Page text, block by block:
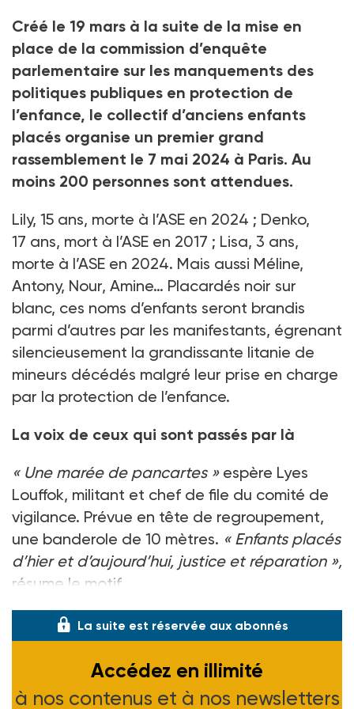
Créé le 19 mars à la suite de la mise en
place de la commission d’enquête
parlementaire sur les manquements des
politiques publiques en protection de
l’enfance, le collectif d’anciens enfants
placés organise un premier grand
rassemblement le 7 mai 2024 à Paris. Au
moins 200 personnes sont attendues.
Lily, 15 ans, morte à l’ASE en 2024 ; Denko,
17 ans, mort à l’ASE en 2017 ; Lisa, 3 ans,
morte à l’ASE en 2024. Mais aussi Méline,
Antony, Nour, Amine… Placardés noir sur
blanc, ces noms d’enfants seront brandis
parmi d’autres par les manifestants, égrenant
silencieusement la grandissante litanie de
mineurs décédés malgré leur prise en charge
par la protection de l’enfance.
La voix de ceux qui sont passés par là
« Une marée de pancartes »espère Lyes
Louffok, militant et chef de file du comité de
vigilance. Prévue en tête de regroupement,
une banderole de 10 mètres. « Enfants placés
d’hier et d’aujourd’hui, justice et réparation »,
résume le motif
La suite est réservée aux abonnés
Accédez en illimité
à nos contenus et à nos newsletters